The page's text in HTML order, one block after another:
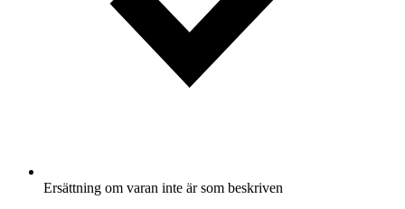
Ersättning om varan inte är som beskriven